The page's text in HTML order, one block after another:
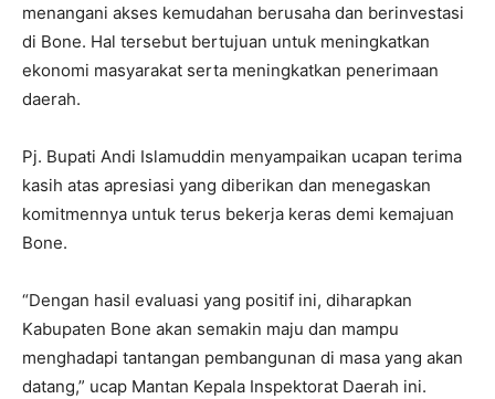
menangani akses kemudahan berusaha dan berinvestasi
di Bone. Hal tersebut bertujuan untuk meningkatkan
ekonomi masyarakat serta meningkatkan penerimaan
daerah.
Pj. Bupati Andi Islamuddin menyampaikan ucapan terima
kasih atas apresiasi yang diberikan dan menegaskan
komitmennya untuk terus bekerja keras demi kemajuan
Bone.
“Dengan hasil evaluasi yang positif ini, diharapkan
Kabupaten Bone akan semakin maju dan mampu
menghadapi tantangan pembangunan di masa yang akan
datang,” ucap Mantan Kepala Inspektorat Daerah ini.